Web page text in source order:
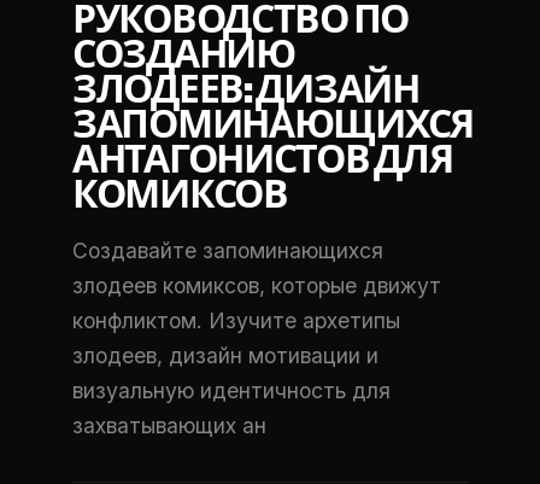
РУКОВОДСТВО ПО
СОЗДАНИЮ
ЗЛОДЕЕВ: ДИЗАЙН
ЗАПОМИНАЮЩИХСЯ
АНТАГОНИСТОВ ДЛЯ
КОМИКСОВ
Создавайте запоминающихся
злодеев комиксов, которые движут
конфликтом. Изучите архетипы
злодеев, дизайн мотивации и
визуальную идентичность для
захватывающих ан